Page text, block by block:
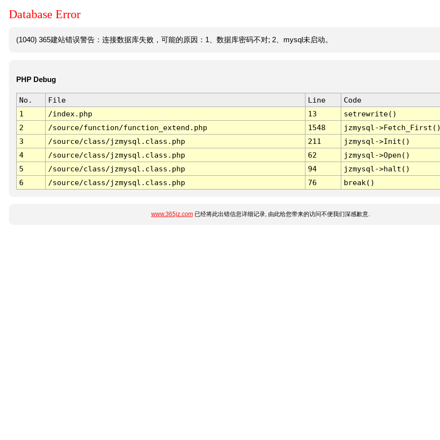
Database Error
(1040) 365建站错误警告：连接数据库失败，可能的原因：1、数据库密码不对; 2、mysql未启动。
PHP Debug
No. File Line
Code
1
/index.php 13
setrewrite()
2
/source/function/function_extend.php 1548
jzmysql-
3
/source/class/jzmysql.class.php 211
jzmysql->Init()
4
/source/class/jzmysql.class.php 62
jzmysql->Open()
5
/source/class/jzmysql.class.php 94
jzmysql->halt()
6
/source/class/jzmysql.class.php 76 break()
www.365jz.com已经将此出错信息详细记录, 由此给您带来的访问不便我们深感歉意.